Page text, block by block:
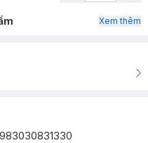
Xem thêm